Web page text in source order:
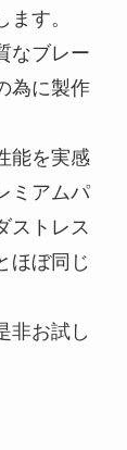
す。
なブレー
為に製作
能を実感
ミアムパ
ストレス
ほぼ同じ
非お試し